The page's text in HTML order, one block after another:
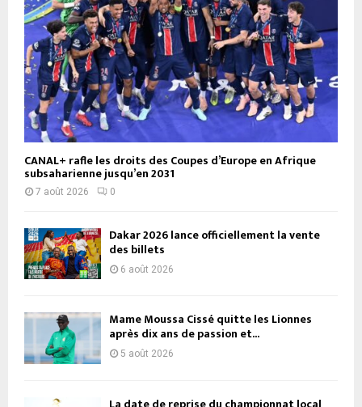
CANAL+ rafle les droits des Coupes d’Europe en Afrique
subsaharienne jusqu’en 2031
7 août 2026 0
Dakar 2026 lance officiellement la vente
des billets
6 août 2026
Mame Moussa Cissé quitte les Lionnes
après dix ans de passion et...
5 août 2026